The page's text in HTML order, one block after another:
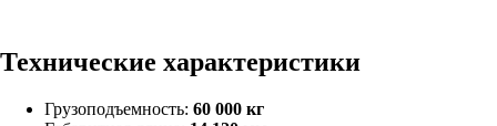
Технические характеристики
Грузоподъемность: 60 000 кг